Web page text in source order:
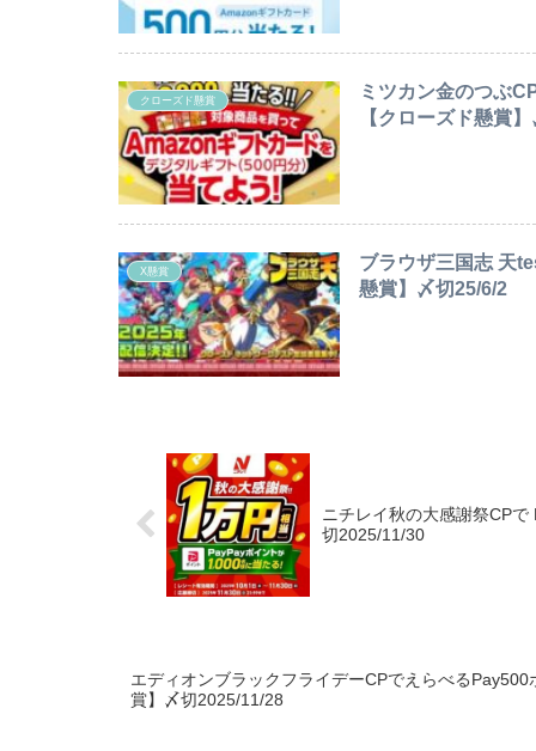
クローズド懸賞
ミツカン金のつぶ
【クローズド懸賞
X懸賞
ブラウザ三国志 天
懸賞】〆切25/6/2
ニチレイ秋の大感謝祭CP
切2025/11/30
エディオンブラックフライデーCPでえらべる
賞】〆切2025/11/28